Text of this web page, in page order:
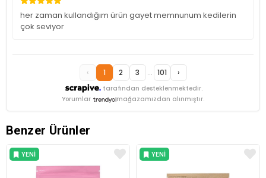
her zaman kullandığım ürün gayet memnunum kedilerin
çok seviyor
tarafından desteklenmektedir.
‹ 1 2 3 ... 101 ›
Yorumlar mağazamızdan alınmıştır.
Benzer Ürünler
YENI
YENI